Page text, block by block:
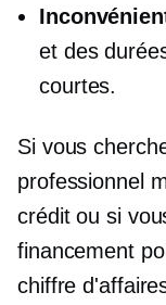
et des
courtes.
Si vous
professionnel
crédit ou si
financement
chiffre